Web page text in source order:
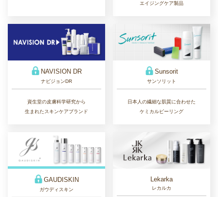
エイジングケア製品
NAVISION DR
ナビジョンDR
資生堂の皮膚科学研究から
生まれたスキンケアブランド
Sunsorit
サンソリット
日本人の繊細な肌質に合わせた
ケミカルピーリング
GAUDISKIN
ガウディスキン
Lekarka
レカルカ